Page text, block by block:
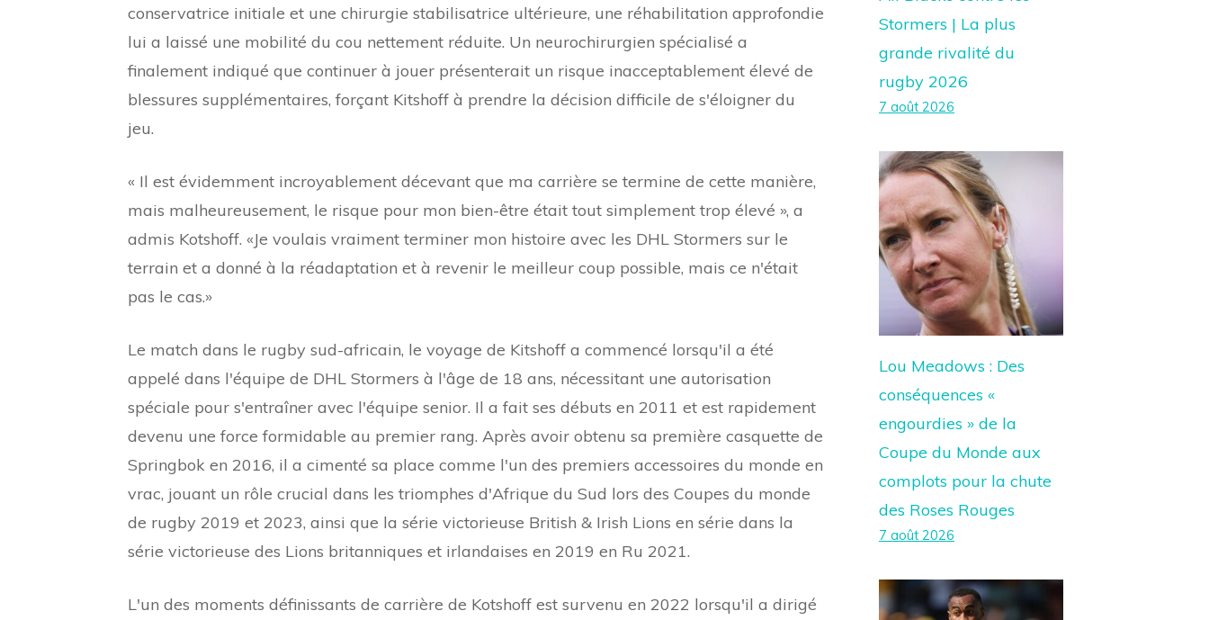
conservatrice initiale et une chirurgie stabilisatrice ultérieure, une réhabilitation approfondie
lui a laissé une mobilité du cou nettement réduite. Un neurochirurgien spécialisé a
finalement indiqué que continuer à jouer présenterait un risque inacceptablement élevé de
blessures supplémentaires, forçant Kitshoff à prendre la décision difficile de s'éloigner du
jeu.
« Il est évidemment incroyablement décevant que ma carrière se termine de cette manière,
mais malheureusement, le risque pour mon bien-être était tout simplement trop élevé », a
admis Kotshoff. «Je voulais vraiment terminer mon histoire avec les DHL Stormers sur le
terrain et a donné à la réadaptation et à revenir le meilleur coup possible, mais ce n'était
pas le cas.»
Le match dans le rugby sud-africain, le voyage de Kitshoff a commencé lorsqu'il a été
appelé dans l'équipe de DHL Stormers à l'âge de 18 ans, nécessitant une autorisation
spéciale pour s'entraîner avec l'équipe senior. Il a fait ses débuts en 2011 et est rapidement
devenu une force formidable au premier rang. Après avoir obtenu sa première casquette de
Springbok en 2016, il a cimenté sa place comme l'un des premiers accessoires du monde en
vrac, jouant un rôle crucial dans les triomphes d'Afrique du Sud lors des Coupes du monde
de rugby 2019 et 2023, ainsi que la série victorieuse British & Irish Lions en série dans la
série victorieuse des Lions britanniques et irlandaises en 2019 en Ru 2021.
L'un des moments définissants de carrière de Kotshoff est survenu en 2022 lorsqu'il a dirigé
Stormers | La plus
grande rivalité du
rugby 2026
7 août 2026
Lou Meadows : Des
conséquences «
engourdies » de la
Coupe du Monde aux
complots pour la chute
des Roses Rouges
7 août 2026